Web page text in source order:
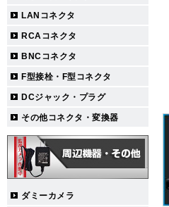
LANコネクタ
RCAコネクタ
BNCコネクタ
F型接栓・F型コネクタ
DCジャック・プラグ
その他コネクタ・変換器
ダミーカメラ